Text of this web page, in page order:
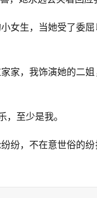
女生，当她受了委
家，我饰演她的二
至少是我。
纷，不在意世俗的